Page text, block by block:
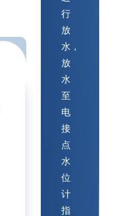
行
放
水，
放
水
至
电
接
点
水
位
计
指